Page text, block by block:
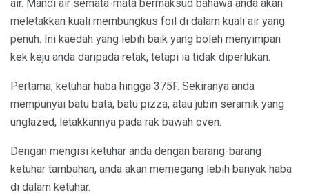
air. Mandi air semata-mata bermaksud bahawa anda akan
meletakkan kuali membungkus foil di dalam kuali air yang
penuh. Ini kaedah yang lebih baik yang boleh menyimpan
kek keju anda daripada retak, tetapi ia tidak diperlukan.
Pertama, ketuhar haba hingga 375F. Sekiranya anda
mempunyai batu bata, batu pizza, atau jubin seramik yang
unglazed, letakkannya pada rak bawah oven.
Dengan mengisi ketuhar anda dengan barang-barang
ketuhar tambahan, anda akan memegang lebih banyak haba
di dalam ketuhar.